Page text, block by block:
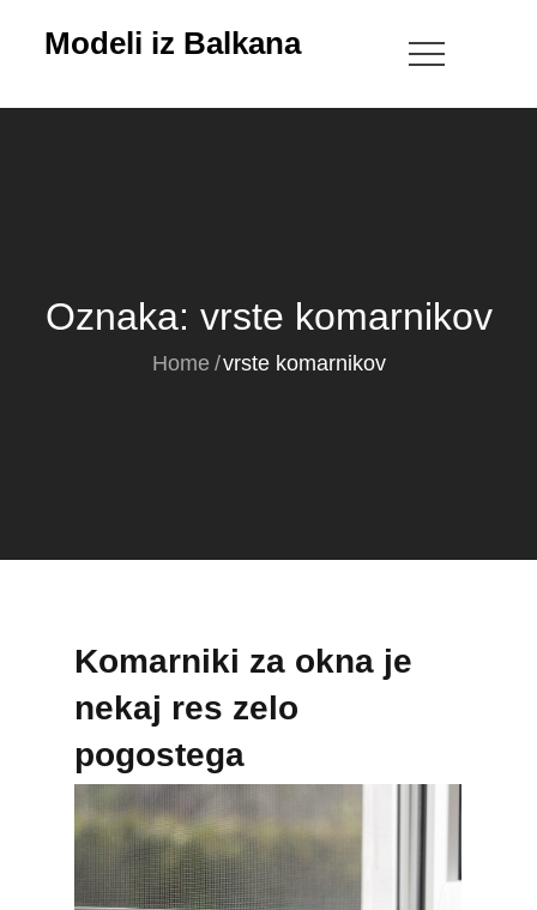
Modeli iz Balkana
Oznaka: vrste komarnikov
Home vrste komarnikov
Komarniki za okna je
nekaj res zelo
pogostega